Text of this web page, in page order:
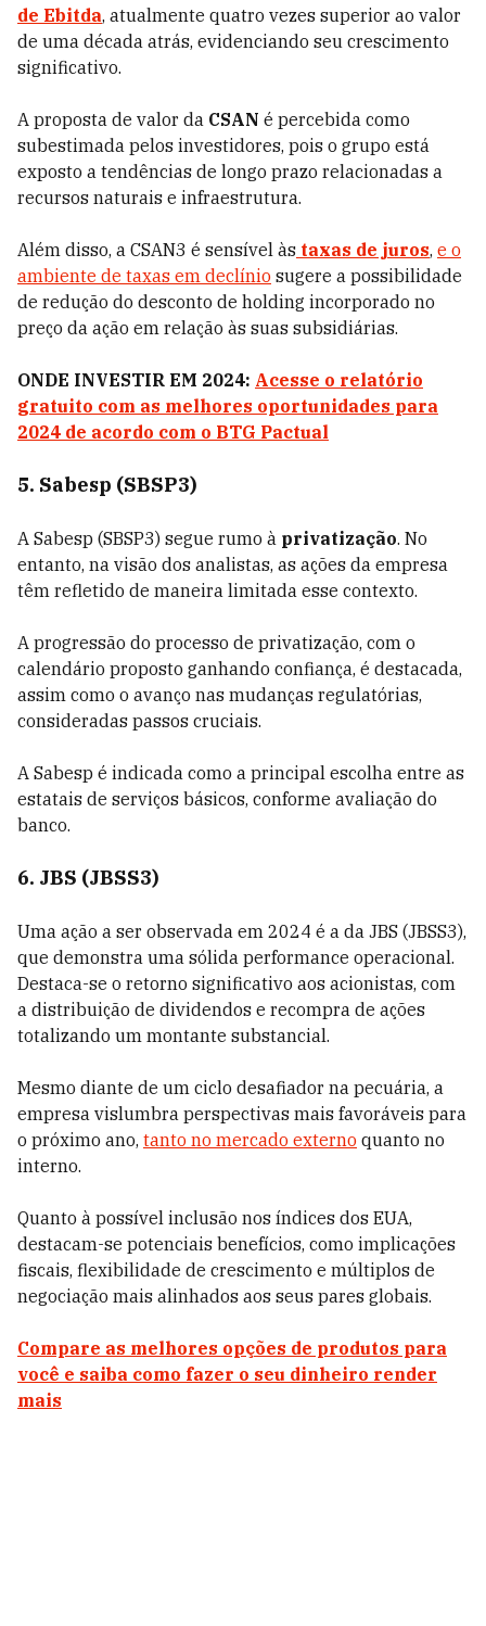
de Ebitda, atualmente quatro vezes superior ao valor
de uma década atrás, evidenciando seu crescimento
significativo.
A proposta de valor da CSAN é percebida como
subestimada pelos investidores, pois o grupo está
exposto a tendências de longo prazo relacionadas a
recursos naturais e infraestrutura.
Além disso, a CSAN3 é sensível às taxas de juros, e o
ambiente de taxas em declínio sugere a possibilidade
de redução do desconto de holding incorporado no
preço da ação em relação às suas subsidiárias.
ONDE INVESTIR EM 2024: Acesse o relatório
gratuito com as melhores oportunidades para
2024 de acordo com o BTG Pactual
5. Sabesp (SBSP3)
A Sabesp (SBSP3) segue rumo à privatização. No
entanto, na visão dos analistas, as ações da empresa
têm refletido de maneira limitada esse contexto.
A progressão do processo de privatização, com o
calendário proposto ganhando confiança, é destacada,
assim como o avanço nas mudanças regulatórias,
consideradas passos cruciais.
A Sabesp é indicada como a principal escolha entre as
estatais de serviços básicos, conforme avaliação do
banco.
6. JBS (JBSS3)
Uma ação a ser observada em 2024 é a da JBS (JBSS3),
que demonstra uma sólida performance operacional.
Destaca-se o retorno significativo aos acionistas, com
a distribuição de dividendos e recompra de ações
totalizando um montante substancial.
Mesmo diante de um ciclo desafiador na pecuária, a
empresa vislumbra perspectivas mais favoráveis para
o próximo ano, tanto no mercado externo quanto no
interno.
Quanto à possível inclusão nos índices dos EUA,
destacam-se potenciais benefícios, como implicações
fiscais, flexibilidade de crescimento e múltiplos de
negociação mais alinhados aos seus pares globais.
Compare as melhores opções de produtos para
você e saiba como fazer o seu dinheiro render
mais